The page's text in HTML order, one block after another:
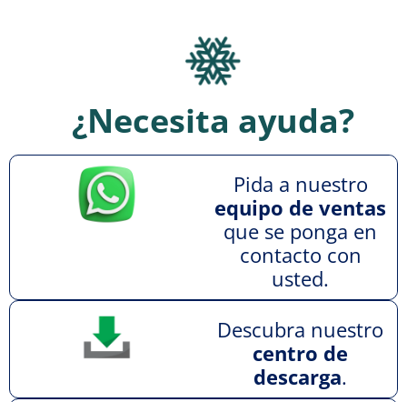
¿Necesita ayuda?
Pida a nuestro
equipo de ventas
que se ponga en
contacto con
usted.
Descubra nuestro
centro de
descarga.